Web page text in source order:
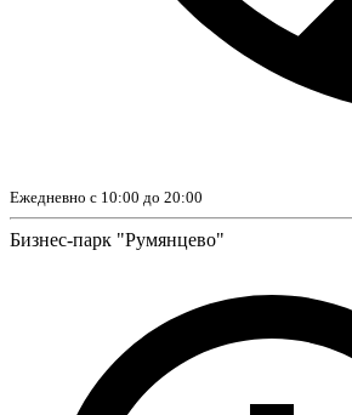
Ежедневно с 10:00 до 20:00
Бизнес-парк "Румянцево"